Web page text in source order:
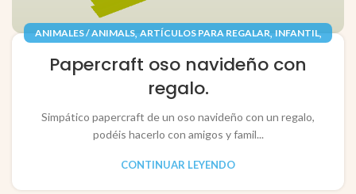
ANIMALES / ANIMALS, ARTÍCULOS PARA REGALAR, INFANTIL,
RECORTABLES PAPERCRAFT
Papercraft oso navideño con
regalo.
Simpático papercraft de un oso navideño con un regalo,
podéis hacerlo con amigos y famil...
CONTINUAR LEYENDO